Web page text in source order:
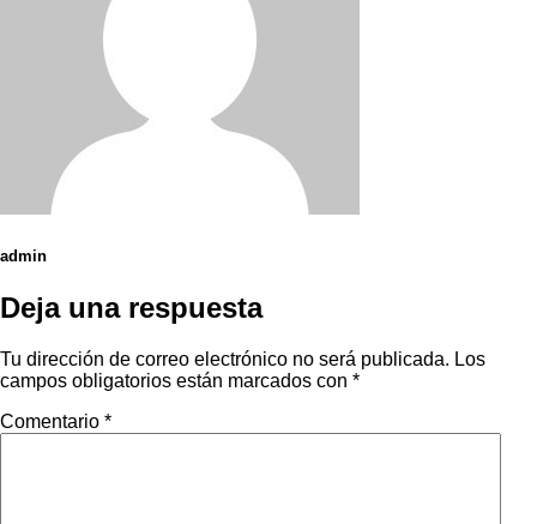
admin
Deja una respuesta
Tu dirección de correo electrónico no será publicada. Los
campos obligatorios están marcados con *
Comentario *